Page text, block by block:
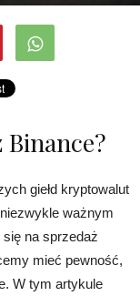
giełd kryptowalut
ważnym
na sprzedaż
mieć pewność,
W tym artykule